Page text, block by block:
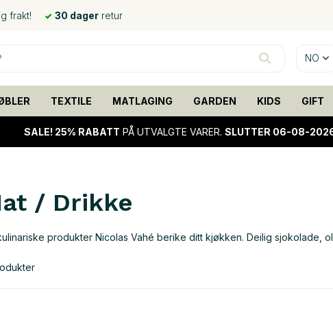
frakt! 30 dager retur
NO
TEXTILE MATLAGING GARDEN KIDS GIFT
SALE! 25% RABATT PÅ UTVALGTE VARER. SLUTTER 06-08-
/ Drikke
produkter Nicolas Vahé berike ditt kjøkken. Deilig sjokolade,